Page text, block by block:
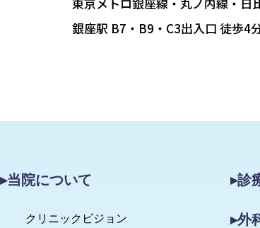
銀座駅 B7・B9・C3出入口 徒歩4
▸当院について
クリニックビジョン
▸診
▸外